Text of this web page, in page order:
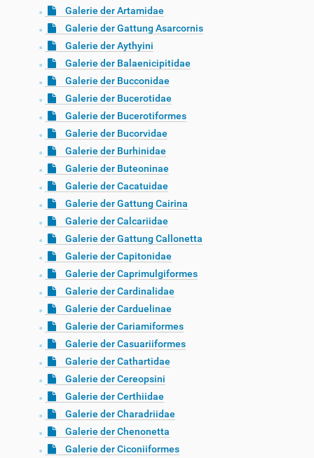
Galerie der Artamidae
Galerie der Gattung Asarcornis
Galerie der Aythyini
Galerie der Balaenicipitidae
Galerie der Bucconidae
Galerie der Bucerotidae
Galerie der Bucerotiformes
Galerie der Bucorvidae
Galerie der Burhinidae
Galerie der Buteoninae
Galerie der Cacatuidae
Galerie der Gattung Cairina
Galerie der Calcariidae
Galerie der Gattung Callonetta
Galerie der Capitonidae
Galerie der Caprimulgiformes
Galerie der Cardinalidae
Galerie der Carduelinae
Galerie der Cariamiformes
Galerie der Casuariiformes
Galerie der Cathartidae
Galerie der Cereopsini
Galerie der Certhiidae
Galerie der Charadriidae
Galerie der Chenonetta
Galerie der Ciconiiformes